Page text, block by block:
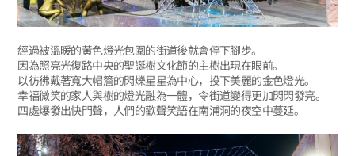
經過被溫暖的黃色燈光包圍的街道後就會停下腳步。
因為照亮光復路中央的聖誕樹文化節的主樹出現在眼前。
以彷彿戴著寬大帽簷的閃爍星星為中心，投下美麗的金色燈光。
幸福微笑的家人與樹的燈光融為一體，令街道變得更加閃閃發亮。
四處爆發出快門聲，人們的歡聲笑語在南浦洞的夜空中蔓延。